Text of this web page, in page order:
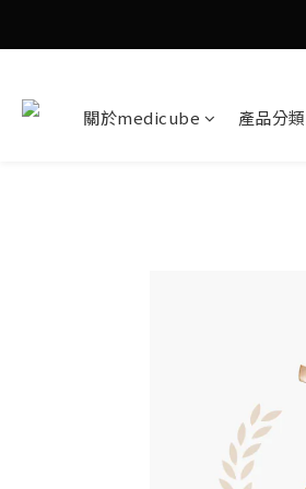
關於medicube 產品分類